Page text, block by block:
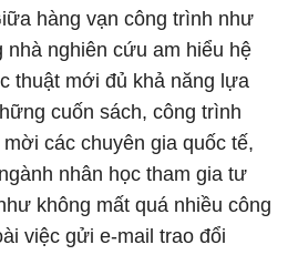
hàng vạn công trình như
nghiên cứu am hiểu hệ
thuật mới đủ khả năng lựa
cuốn sách, công trình
các chuyên gia quốc tế,
nhân học tham gia tư
không mất quá nhiều công
việc gửi e-mail trao đổi